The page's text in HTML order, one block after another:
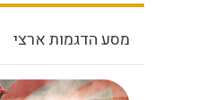
מסע הדגמות ארצי